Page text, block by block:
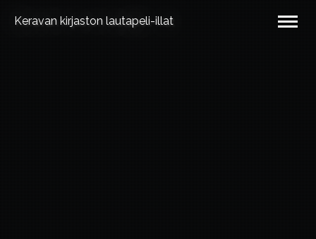
Keravan kirjaston lautapeli-illat